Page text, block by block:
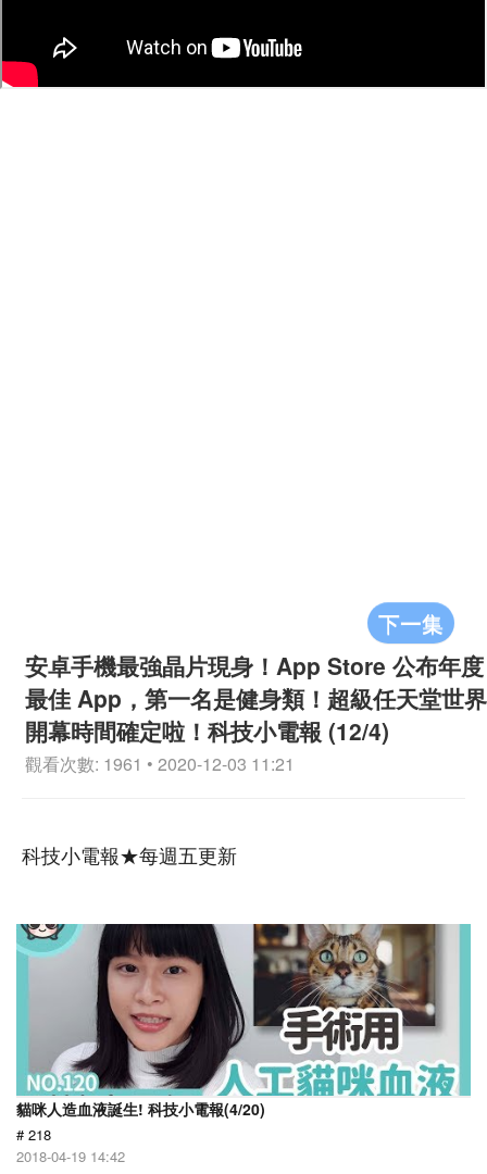
下一集
安卓手機最強晶片現身！App Store 公布年度
最佳 App，第一名是健身類！超級任天堂世界
開幕時間確定啦！科技小電報 (12/4)
觀看次數: 1961 • 2020-12-03 11:21
科技小電報★每週五更新
貓咪人造血液誕生! 科技小電報(4/20)
# 218
2018-04-19 14:42